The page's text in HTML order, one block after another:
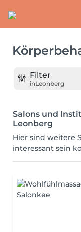
Filter
inLeonberg
Salons und
Leonberg
Hier sind weitere
interessant sein